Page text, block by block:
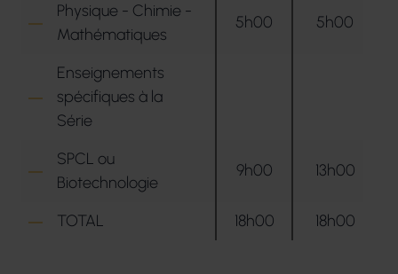
Physique - Chimie -
Mathématiques
5h00 5h00
Enseignements
spécifiques à la
Série
SPCL ou
Biotechnologie
9h00 13h00
TOTAL 18h00 18h00